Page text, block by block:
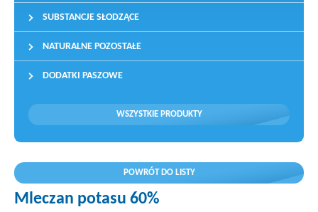
SUBSTANCJE SŁODZĄCE
NATURALNE POZOSTAŁE
DODATKI PASZOWE
WSZYSTKIE PRODUKTY
POWRÓT DO LISTY
Mleczan potasu 60%